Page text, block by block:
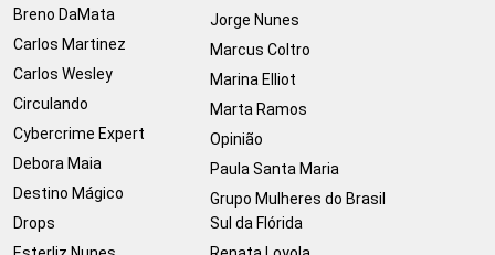
Breno DaMata
Carlos Martinez
Carlos Wesley
Circulando
Cybercrime Expert
Debora Maia
Destino Mágico
Drops
Jorge Nunes
Marcus Coltro
Marina Elliot
Marta Ramos
Opinião
Paula Santa Maria
Grupo Mulheres do Brasil
Sul da Flórida